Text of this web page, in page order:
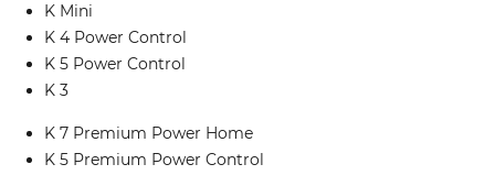
K Mini
K 4 Power Control
K 5 Power Control
K 3
K 7 Premium Power Home
K 5 Premium Power Control